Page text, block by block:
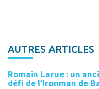
AUTRES ARTICLES
Romain Larue : un
défi de l’Ironman de